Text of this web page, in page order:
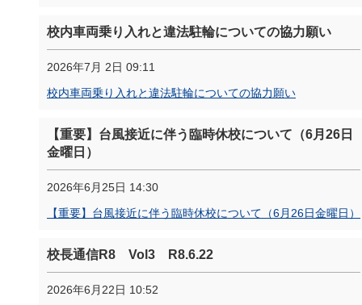
校内車両乗り入れと違法駐輪についての協力願い
2026年7月 2日 09:11
校内車両乗り入れと違法駐輪についての協力願い
【重要】台風接近に伴う臨時休校について（6月26日
金曜日）
2026年6月25日 14:30
【重要】台風接近に伴う臨時休校について（6月26日金曜日）
校長通信R8 Vol3 R8.6.22
2026年6月22日 10:52